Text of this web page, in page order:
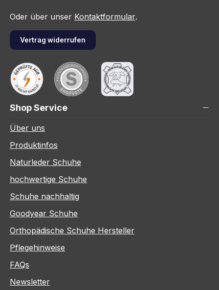
Oder über unser Kontaktformular.
Vertrag widerrufen
Shop Service
Über uns
Produktinfos
Naturleder Schuhe
hochwertige Schuhe
Schuhe nachhaltig
Goodyear Schuhe
Orthopädische Schuhe Hersteller
Pflegehinweise
FAQs
Newsletter